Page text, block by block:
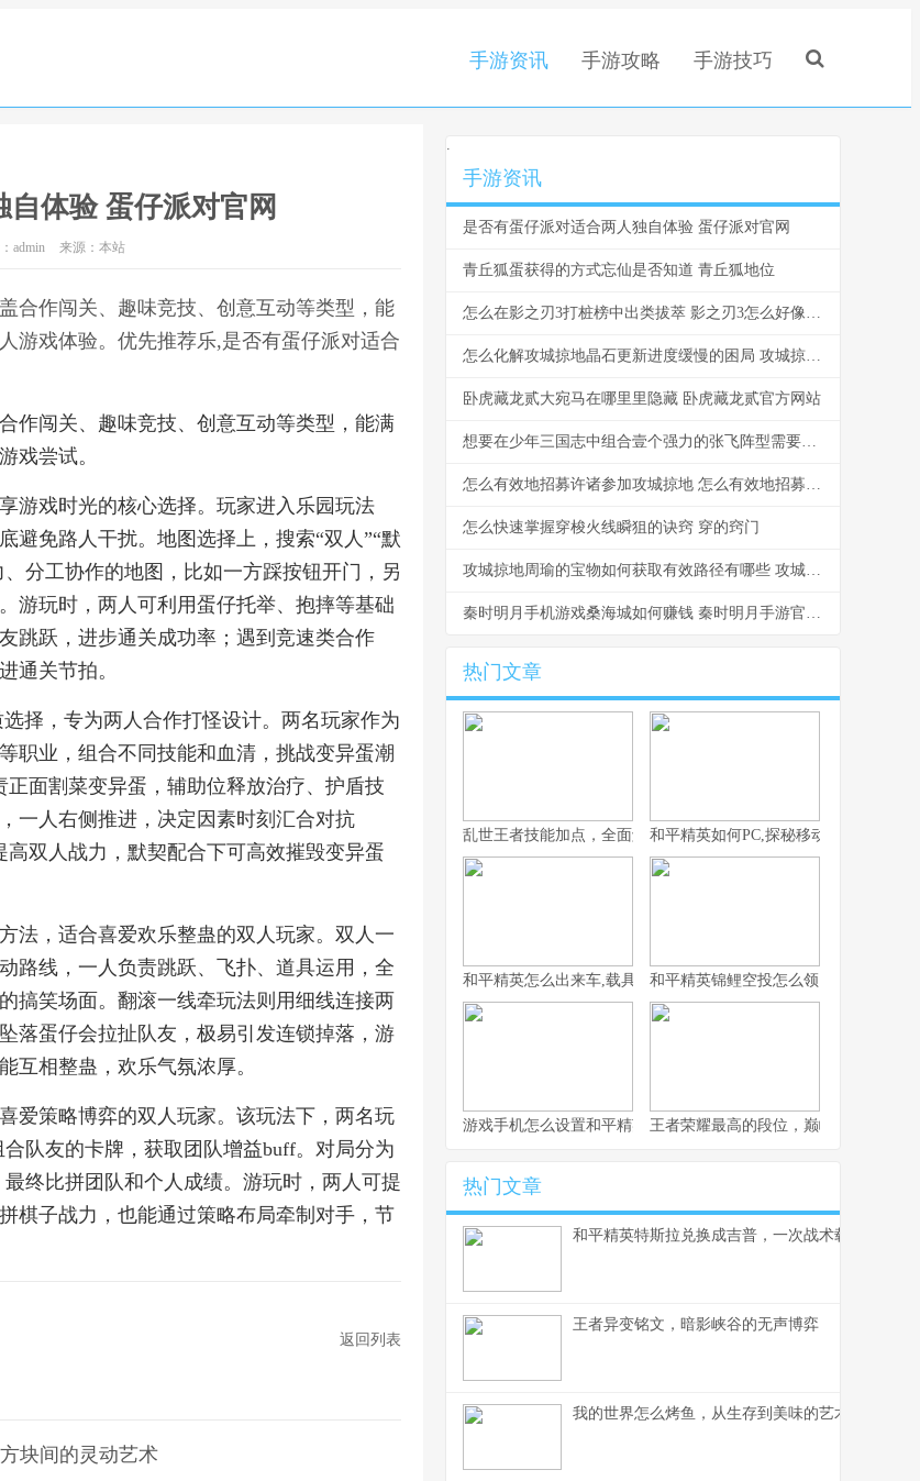
手游资讯 手游攻略 手游技巧
体验 蛋仔派对官网
admin 来源：本站
合作闯关、趣味竞技、创意互动等类型，能
游戏体验。优先推荐乐,是否有蛋仔派对适合
作闯关、趣味竞技、创意互动等类型，能满
戏尝试。
游戏时光的核心选择。玩家进入乐园玩法
避免路人干扰。地图选择上，搜索“双人”“默
分工协作的地图，比如一方踩按钮开门，另
游玩时，两人可利用蛋仔托举、抱摔等基础
跳跃，进步通关成功率；遇到竞速类合作
通关节拍。
择，专为两人合作打怪设计。两名玩家作为
职业，组合不同技能和血清，挑战变异蛋潮
面割菜变异蛋，辅助位释放治疗、护盾技
一人右侧推进，决定因素时刻汇合对抗
双人战力，默契配合下可高效摧毁变异蛋
法，适合喜爱欢乐整蛊的双人玩家。双人一
路线，一人负责跳跃、飞扑、道具运用，全
搞笑场面。翻滚一线牵玩法则用细线连接两
落蛋仔会拉扯队友，极易引发连锁掉落，游
互相整蛊，欢乐气氛浓厚。
爱策略博弈的双人玩家。该玩法下，两名玩
队友的卡牌，获取团队增益buff。对局分为
终比拼团队和个人成绩。游玩时，两人可提
棋子战力，也能通过策略布局牵制对手，节
返回列表
块间的灵动艺术
.
手游资讯
是否有蛋仔派对适合两人独自体验 蛋仔派对官网
青丘狐蛋获得的方式忘仙是否知道 青丘狐地位
怎么在影之刃3打桩榜中出类拔萃 影之刃3怎么好像单机游戏
怎么化解攻城掠地晶石更新进度缓慢的困局 攻城掠地是什么意思?
卧虎藏龙贰大宛马在哪里里隐藏 卧虎藏龙贰官方网站
想要在少年三国志中组合壹个强力的张飞阵型需要运用哪些名将令 少年x三国
怎么有效地招募许诸参加攻城掠地 怎么有效地招募一名员工
怎么快速掌握穿梭火线瞬狙的诀窍 穿的窍门
攻城掠地周瑜的宝物如何获取有效路径有哪些 攻城掠地周瑜怎么过
秦时明月手机游戏桑海城如何赚钱 秦时明月手游官方下载
热门文章
乱世王者技能加点，全面解析核心技能选择策略
和平精英如何PC,探秘移动竞技的桌面
和平精英怎么出来车,载具召唤的艺术与战术和平精英锦鲤空投怎么领，附幸运获取
游戏手机怎么设置和平精英，高手操作流畅如风的秘诀
王者荣耀最高的段位，巅峰之上的孤
热门文章
和平精英特斯拉兑换成吉普，一次战术载具的审美
王者异变铭文，暗影峡谷的无声博弈
我的世界怎么烤鱼，从生存到美味的艺术